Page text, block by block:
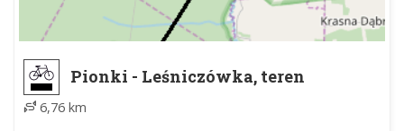
Pionki - Leśniczówka, teren
6,76 km